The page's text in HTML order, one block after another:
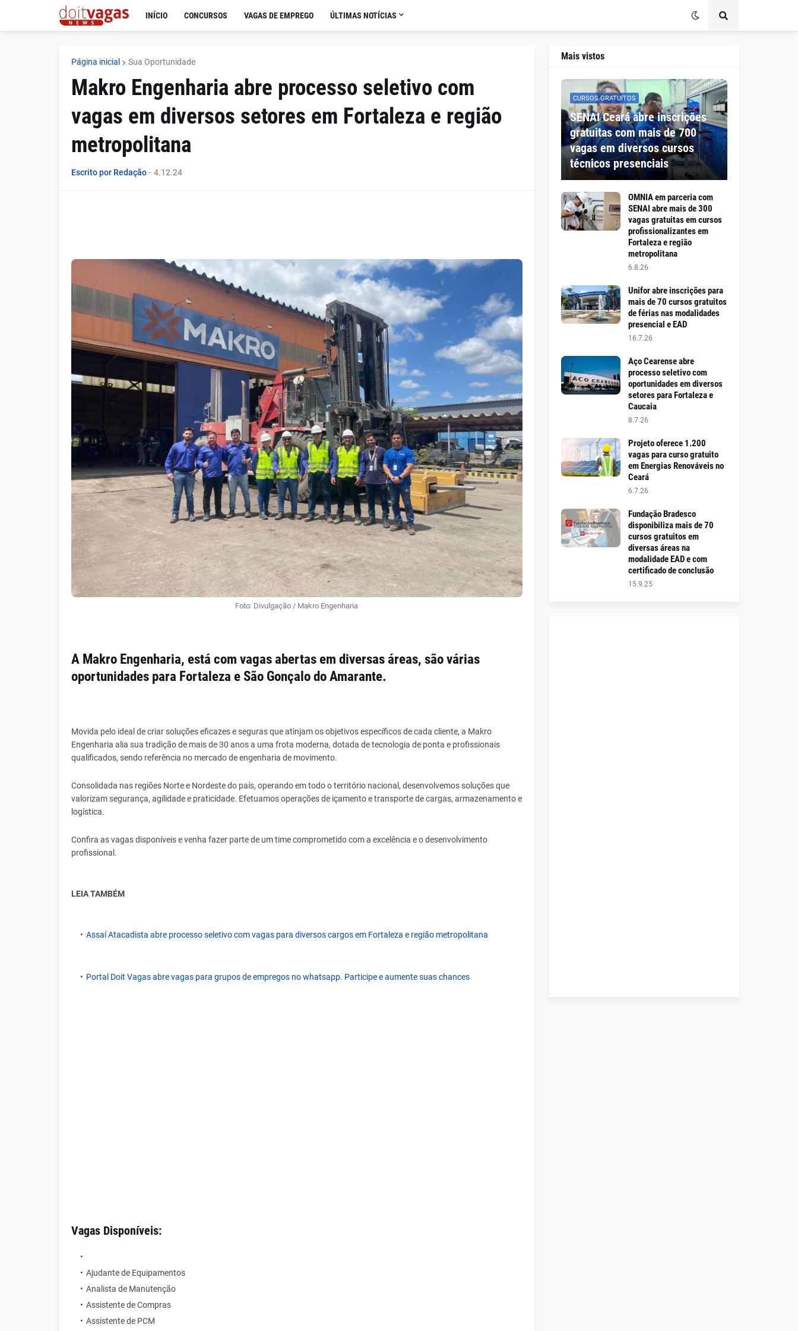
INÍCIO CONCURSOS VAGAS DE EMPREGO ÚLTIMAS NOTÍCIAS
Página inicial Sua Oportunidade
Makro Engenharia abre processo seletivo com
vagas em diversos setores em Fortaleza e região
metropolitana
Escrito por Redação - 4.12.24
Foto: Divulgação / Makro Engenharia
A Makro Engenharia, está com vagas abertas em diversas áreas, são várias
oportunidades para Fortaleza e São Gonçalo do Amarante.
Movida pelo ideal de criar soluções eficazes e seguras que atinjam os objetivos específicos de cada cliente, a Makro
Engenharia alia sua tradição de mais de 30 anos a uma frota moderna, dotada de tecnologia de ponta e profissionais
qualificados, sendo referência no mercado de engenharia de movimento.
Consolidada nas regiões Norte e Nordeste do país, operando em todo o território nacional, desenvolvemos soluções que
valorizam segurança, agilidade e praticidade. Efetuamos operações de içamento e transporte de cargas, armazenamento e
logística.
Confira as vagas disponíveis e venha fazer parte de um time comprometido com a excelência e o desenvolvimento
profissional.
LEIA TAMBÉM
Assaí Atacadista abre processo seletivo com vagas para diversos cargos em Fortaleza e região metropolitana
Portal Doit Vagas abre vagas para grupos de empregos no whatsapp. Participe e aumente suas chances
Vagas Disponíveis:
Ajudante de Equipamentos
Analista de Manutenção
Assistente de Compras
Assistente de PCM
Mais vistos
CURSOS GRATUITOS
SENAI Ceará abre inscrições
gratuitas com mais de 700
vagas em diversos cursos
técnicos presenciais
OMNIA em parceria com
SENAI abre mais de 300
vagas gratuitas em cursos
profissionalizantes em
Fortaleza e região
metropolitana
6.8.26
Unifor abre inscrições para
mais de 70 cursos gratuitos
de férias nas modalidades
presencial e EAD
16.7.26
Aço Cearense abre
processo seletivo com
oportunidades em diversos
setores para Fortaleza e
Caucaia
8.7.26
Projeto oferece 1.200
vagas para curso gratuito
em Energias Renováveis no
Ceará
6.7.26
Fundação Bradesco
disponibiliza mais de 70
cursos gratuitos em
diversas áreas na
modalidade EAD e com
certificado de conclusão
15.9.25